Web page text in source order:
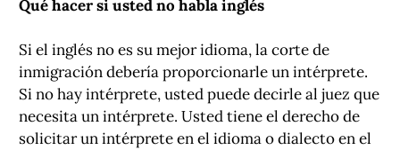
Qué hacer si usted no habla inglés
Si el inglés no es su mejor idioma, la corte de
inmigración debería proporcionarle un intérprete.
Si no hay intérprete, usted puede decirle al juez que
necesita un intérprete. Usted tiene el derecho de
solicitar un intérprete en el idioma o dialecto en el